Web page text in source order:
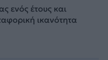
ενός έτους και
ικανότητα